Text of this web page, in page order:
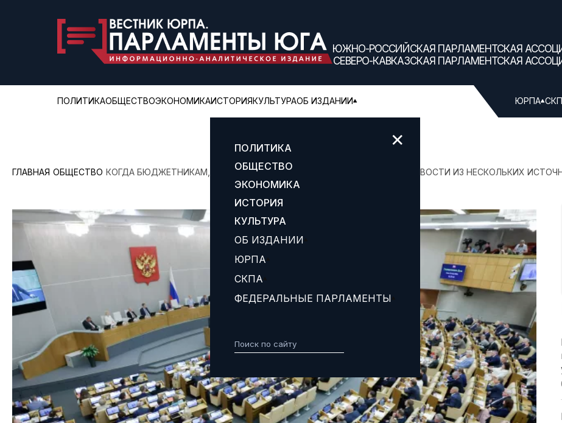
ЮЖНО-РОССИЙСКАЯ ПАРЛАМЕНТСКАЯ
СЕВЕРО-КАВКАЗСКАЯ ПАРЛАМЕНТСКАЯ
ПОЛИТИКАОБЩЕСТВОЭКОНОМИКАИСТОРИЯКУЛЬТУРАОБ ИЗДАНИИ ЮРПА
✕
ПОЛИТИКА
ОБЩЕСТВО
ЭКОНОМИКА
ИСТОРИЯ
КУЛЬТУРА
ОБ ИЗДАНИИ
ЮРПА
СКПА
ФЕДЕРАЛЬНЫЕ ПАРЛАМЕНТЫ
ГЛАВНАЯ ОБЩЕСТВО КОГДА БЮДЖЕТНИКАМ, МАТЕРЯМ И ПЕНСИОНЕРАМ ДОБАВЯТ ДЕНЕГ НОВОСТИ ИЗ НЕСКОЛЬКИХ